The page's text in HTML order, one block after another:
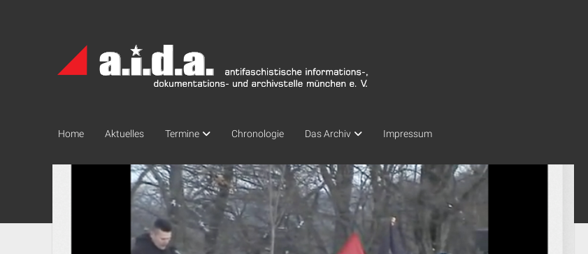
Archiv
München
Home Aktuelles Termine Chronologie Das Archiv Impressum